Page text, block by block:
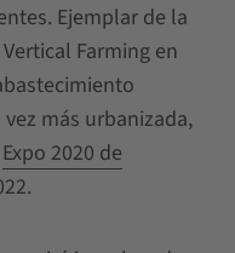
Ejemplar de la
Farming en
más urbanizada,
Expo 2020 de